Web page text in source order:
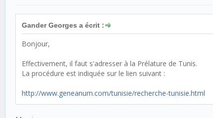
Gander Georges a écrit :
Bonjour,
Effectivement, il faut s'adresser à la Prélature de Tunis.
La procédure est indiquée sur le lien suivant :
http://www.geneanum.com/tunisie/recherche-tunisie.html